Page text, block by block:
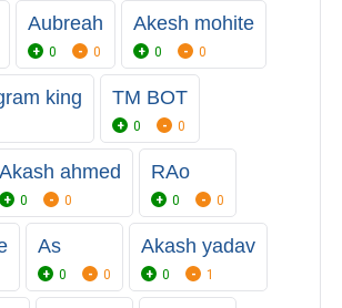
Aubreah
0 0
Akesh mohite
0 0
king TM BOT
0 0
Akash ahmed
0 0
RAo
0 0
As
0 0
Akash yadav
0 1